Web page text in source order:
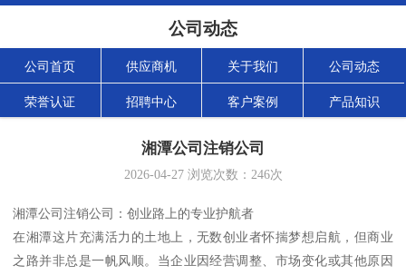
公司动态
公司首页 供应商机 关于我们 公司动态
荣誉认证 招聘中心 客户案例 产品知识
湘潭公司注销公司
2026-04-27浏览次数： 246次
湘潭公司注销公司：创业路上的专业护航者
在湘潭这片充满活力的土地上，无数创业者怀揣梦想启航，但商业
之路并非总是一帆风顺。当企业因经营调整、市场变化或其他原因